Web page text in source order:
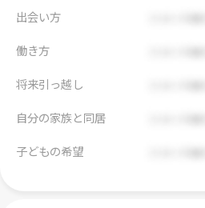
出会い方
働き方
将来引っ越し
自分の家族と同居
子どもの希望